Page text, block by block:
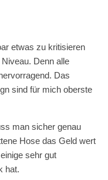
etwas zu kritisieren
Denn alle
Das
sind für mich oberste
man sicher genau
Hose das Geld wert
sehr gut
hat.